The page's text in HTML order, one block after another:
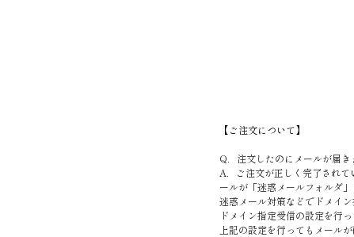
【ご注文について】
Q．注文したのにメールが届
A．ご注文が正しく完了され
ールが「迷惑メールフォルダ
迷惑メール対策などでドメイ
ドメイン指定受信の設定を行っ
上記の設定を行ってもメール